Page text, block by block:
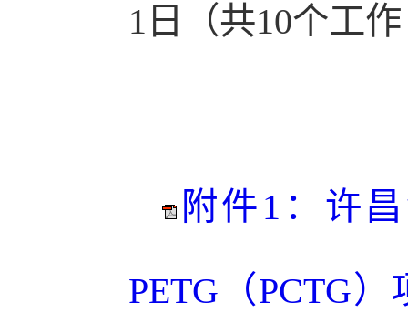
1日（共10个工
附件1：许
PETG（PCTG